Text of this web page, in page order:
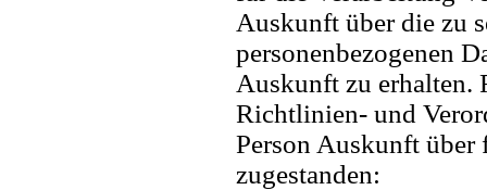
Auskunft über die zu
personenbezogenen
Auskunft zu erhalten.
Richtlinien- und
Person Auskunft
zugestanden: